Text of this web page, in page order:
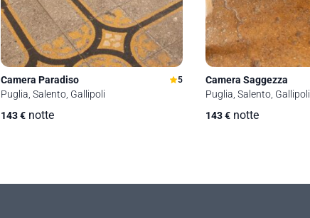
Camera Paradiso 5
Puglia, Salento, Gallipoli
143€ notte
Camera Saggezza
Puglia, Salento, Gallipoli
143€ notte